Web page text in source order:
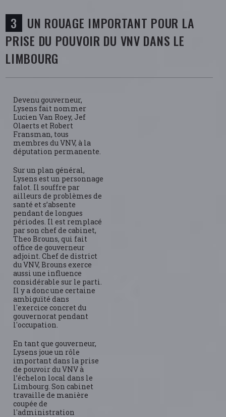
UN ROUAGE IMPORTANT POUR LA
PRISE DU POUVOIR DU VNV DANS LE
LIMBOURG
Devenu gouverneur,
Lysens fait nommer
Lucien Van Roey, Jef
Olaerts et Robert
Fransman, tous
membres du VNV, à la
députation permanente.
Sur un plan général,
Lysens est un personnage
falot. Il souffre par
ailleurs de problèmes de
santé et s’absente
pendant de longues
périodes. Il est remplacé
par son chef de cabinet,
Theo Brouns, qui fait
office de gouverneur
adjoint. Chef de district
du VNV, Brouns exerce
aussi une influence
considérable sur le parti.
Il y a donc une certaine
ambiguïté dans
l'exercice concret du
gouvernorat pendant
l'occupation.
En tant que gouverneur,
Lysens joue un rôle
important dans la prise
de pouvoir du VNV à
l’échelon local dans le
Limbourg. Son cabinet
travaille de manière
coupée de
l'administration